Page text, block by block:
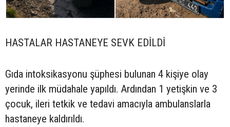
HASTALAR HASTANEYE SEVK EDİLDİ
Gıda intoksikasyonu şüphesi bulunan 4 kişiye olay
yerinde ilk müdahale yapıldı. Ardından 1 yetişkin ve 3
çocuk, ileri tetkik ve tedavi amacıyla ambulanslarla
hastaneye kaldırıldı.